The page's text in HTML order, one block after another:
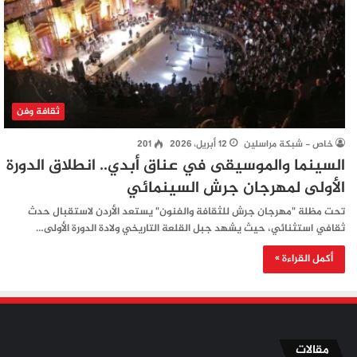
ثقافة وفن
خاص - شبكة مراسلين 12 أبريل، 2026 201
السينما والموسيقى في عناق أبدي.. انطلاق الدورة
الأولى لمهرجان جرش السينمائي
تحت مظلة "مهرجان جرش للثقافة والفنون" يستعد الأردن لاستقبال حدث
ثقافي استثنائي، حيث يشهد جبل القلعة التاريخي ولادة الدورة الأولى…
أكمل القراءة »
مقالات